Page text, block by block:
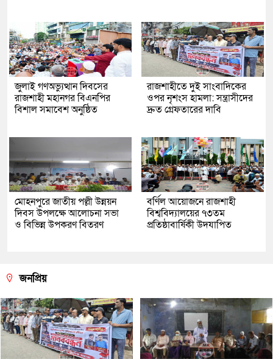
জুলাই গণঅভ্যুত্থান দিবসের
রাজশাহী মহানগর বিএনপির
বিশাল সমাবেশ অনুষ্ঠিত
রাজশাহীতে দুই সাংবাদিকের
ওপর নৃশংস হামলা: সন্ত্রাসীদের
দ্রুত গ্রেফতারের দাবি
মোহনপুরে জাতীয় পল্লী উন্নয়ন
দিবস উপলক্ষে আলোচনা সভা
ও বিভিন্ন উপকরণ বিতরণ
বর্ণিল আয়োজনে রাজশাহী
বিশ্ববিদ্যালয়ের ৭৩তম
প্রতিষ্ঠাবার্ষিকী উদযাপিত
জনপ্রিয়